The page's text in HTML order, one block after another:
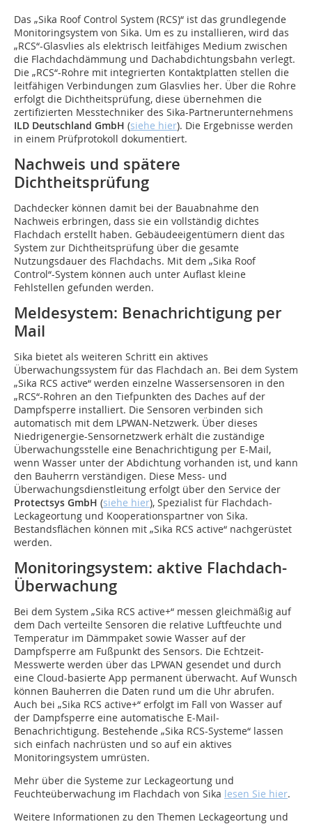
Das „Sika Roof Control System (RCS)“ ist das grundlegende
Monitoringsystem von Sika. Um es zu installieren, wird das
„RCS“-Glasvlies als elektrisch leitfähiges Medium zwischen
die Flachdachdämmung und Dachabdichtungsbahn verlegt.
Die „RCS“-Rohre mit integrierten Kontaktplatten stellen die
leitfähigen Verbindungen zum Glasvlies her. Über die Rohre
erfolgt die Dichtheitsprüfung, diese übernehmen die
zertifizierten Messtechniker des Sika-Partnerunternehmens
ILD Deutschland GmbH (siehe hier). Die Ergebnisse werden
in einem Prüfprotokoll dokumentiert.
Nachweis und spätere
Dichtheitsprüfung
Dachdecker können damit bei der Bauabnahme den
Nachweis erbringen, dass sie ein vollständig dichtes
Flachdach erstellt haben. Gebäudeeigentümern dient das
System zur Dichtheitsprüfung über die gesamte
Nutzungsdauer des Flachdachs. Mit dem „Sika Roof
Control“-System können auch unter Auflast kleine
Fehlstellen gefunden werden.
Meldesystem: Benachrichtigung per
Mail
Sika bietet als weiteren Schritt ein aktives
Überwachungssystem für das Flachdach an. Bei dem System
„Sika RCS active“ werden einzelne Wassersensoren in den
„RCS“-Rohren an den Tiefpunkten des Daches auf der
Dampfsperre installiert. Die Sensoren verbinden sich
automatisch mit dem LPWAN-Netzwerk. Über dieses
Niedrigenergie-Sensornetzwerk erhält die zuständige
Überwachungsstelle eine Benachrichtigung per E-Mail,
wenn Wasser unter der Abdichtung vorhanden ist, und kann
den Bauherrn verständigen. Diese Mess- und
Überwachungsdienstleitung erfolgt über den Service der
Protectsys GmbH (siehe hier), Spezialist für Flachdach-
Leckageortung und Kooperationspartner von Sika.
Bestandsflächen können mit „Sika RCS active“ nachgerüstet
werden.
Monitoringsystem: aktive Flachdach-
Überwachung
Bei dem System „Sika RCS active+“ messen gleichmäßig auf
dem Dach verteilte Sensoren die relative Luftfeuchte und
Temperatur im Dämmpaket sowie Wasser auf der
Dampfsperre am Fußpunkt des Sensors. Die Echtzeit-
Messwerte werden über das LPWAN gesendet und durch
eine Cloud-basierte App permanent überwacht. Auf Wunsch
können Bauherren die Daten rund um die Uhr abrufen.
Auch bei „Sika RCS active+“ erfolgt im Fall von Wasser auf
der Dampfsperre eine automatische E-Mail-
Benachrichtigung. Bestehende „Sika RCS-Systeme“ lassen
sich einfach nachrüsten und so auf ein aktives
Monitoringsystem umrüsten.
Mehr über die Systeme zur Leckageortung und
Feuchteüberwachung im Flachdach von Sika lesen Sie hier.
Weitere Informationen zu den Themen Leckageortung und